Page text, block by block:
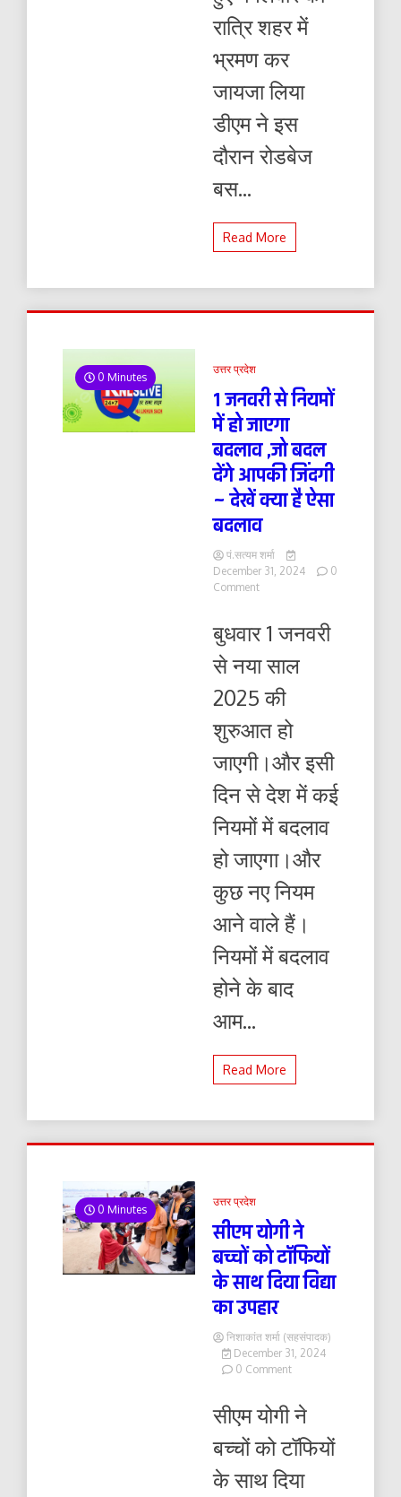
रात्रि शहर में
भ्रमण कर
जायजा लिया
डीएम ने इस
दौरान रोडबेज
बस...
Read More
0 Minutes
उत्तर प्रदेश
1 जनवरी से नियमों
में हो जाएगा
बदलाव ,जो बदल
देंगे आपकी जिंदगी
~ देखें क्या है ऐसा
बदलाव
पं.सत्यम शर्मा
December 31, 2024
0
Commenton
से
जाएगा
,जो
आपकी
जिंदगी
देखें
है
बदलाव
बुधवार 1 जनवरी
से नया साल
2025 की
शुरुआत हो
जाएगी।और इसी
दिन से देश में कई
नियमों में बदलाव
हो जाएगा।और
कुछ नए नियम
आने वाले हैं।
नियमों में बदलाव
होने के बाद
आम...
Read More
0 Minutes
उत्तर प्रदेश
सीएम योगी ने
बच्चों को टॉफियों
के साथ दिया विद्या
का उपहार
निशाकांत शर्मा (सहसंपादक)
December 31, 2024
0 Commenton
योगी
ने
को
के
सीएम योगी ने
बच्चों को टॉफियों
के साथ दिया